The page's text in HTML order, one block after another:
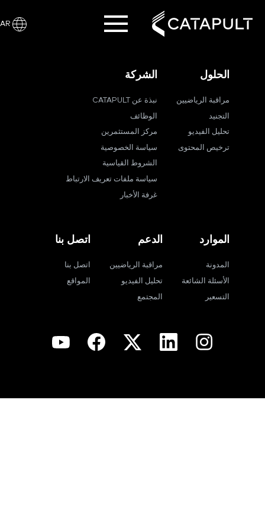
الحلول
مراقبة الرياضيين
التجنيد
تحليل الفيديو
ترخيص المحتوى
الشركة
نبذة عن CATAPULT
الوظائف
مركز المستثمرين
سياسة الخصوصية
الشروط القياسية
سياسة ملفات تعريف الارتباط
غرفة الأخبار
الموارد
المدونة
الأسئلة الشائعة
التسعير
الدعم
مراقبة الرياضيين
تحليل الفيديو
المجتمع
اتصل بنا
اتصل بنا
المواقع